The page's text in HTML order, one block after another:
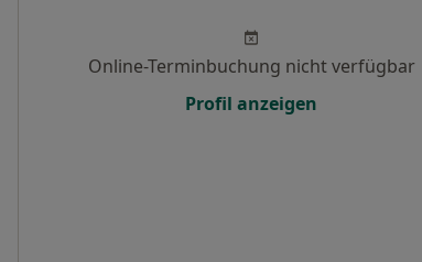
Online-Terminbuchung nicht verfügbar
Profil anzeigen